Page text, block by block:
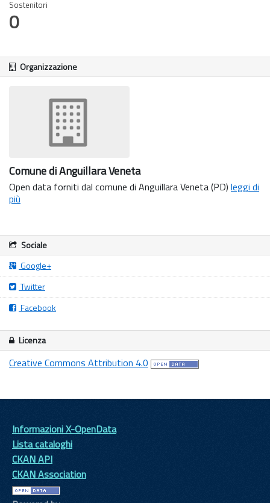
Sostenitori
0
Organizzazione
Comune di Anguillara Veneta
Open data forniti dal comune di Anguillara Veneta (PD) leggi di
più
Sociale
Google+
Twitter
Facebook
Licenza
Creative Commons Attribution 4.0
Informazioni X-OpenData
Lista cataloghi
CKAN API
CKAN Association